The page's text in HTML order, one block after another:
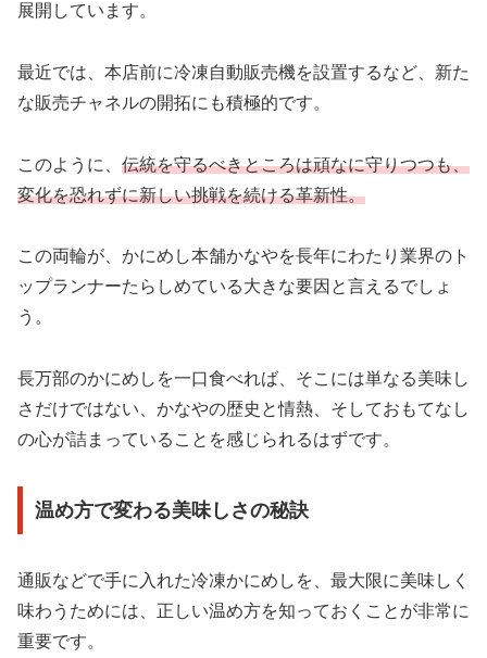
展開しています。
最近では、本店前に冷凍自動販売機を設置するなど、新た
な販売チャネルの開拓にも積極的です。
このように、 伝統を守るべきところは頑なに守りつつも、
変化を恐れずに新しい挑戦を続ける革新性。
この両輪が、かにめし本舗かなやを長年にわたり業界のト
ップランナーたらしめている大きな要因と言えるでしょ
う。
長万部のかにめしを一口食べれば、そこには単なる美味し
さだけではない、かなやの歴史と情熱、そしておもてなし
の心が詰まっていることを感じられるはずです。
温め方で変わる美味しさの秘訣
通販などで手に入れた冷凍かにめしを、最大限に美味しく
味わうためには、正しい温め方を知っておくことが非常に
重要です。